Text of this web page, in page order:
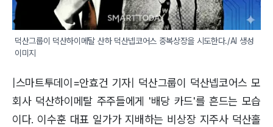
덕산그룹이 덕산하이메탈 산하 덕산넵코어스 중복상장을 시도한다./AI 생성
이미지
|스마트투데이=안효건 기자| 덕산그룹이 덕산넵코어스 모
회사 덕산하이메탈 주주들에게 '배당 카드'를 흔드는 모습
이다. 이수훈 대표 일가가 지배하는 비상장 지주사 덕산홀